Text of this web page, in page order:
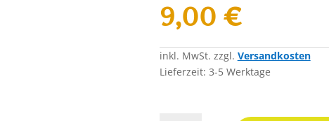
9,00 €
inkl. MwSt. zzgl. Versandkosten
Lieferzeit: 3-5 Werktage